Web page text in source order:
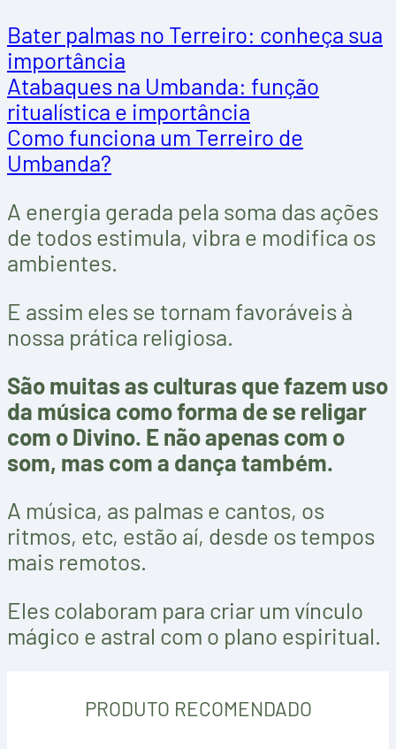
Bater palmas no Terreiro: conheça sua
importância
Atabaques na Umbanda: função
ritualística e importância
Como funciona um Terreiro de
Umbanda?
A energia gerada pela soma das ações
de todos estimula, vibra e modifica os
ambientes.
E assim eles se tornam favoráveis à
nossa prática religiosa.
São muitas as culturas que fazem uso
da música como forma de se religar
com o Divino. E não apenas com o
som, mas com a dança também.
A música, as palmas e cantos, os
ritmos, etc, estão aí, desde os tempos
mais remotos.
Eles colaboram para criar um vínculo
mágico e astral com o plano espiritual.
PRODUTO RECOMENDADO